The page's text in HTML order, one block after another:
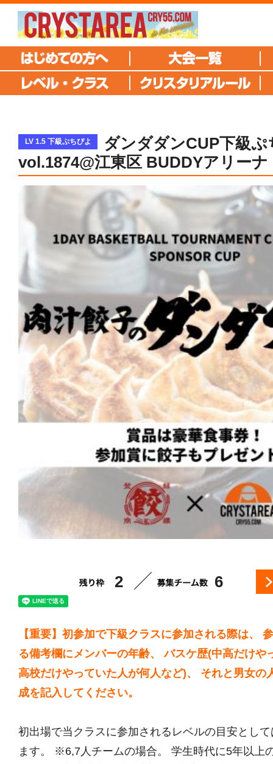
LV 1.5 下級ぷちぴよ
ダンダダンCUP下級ぷ
vol.1874@江東区 BUDDYアリーナ
2 6
【重要】初参加で下級クラスに参加される際は、
る備考欄にメンバーの年齢、 バスケ歴(中高だけや
高校だけやっていた人が何人など)、 それと男女の
成を記入してください。
初出場で当クラスに参加されるレベルの目安とし
ます。 ※6,7人チームの場合。 学生時代に5年以上